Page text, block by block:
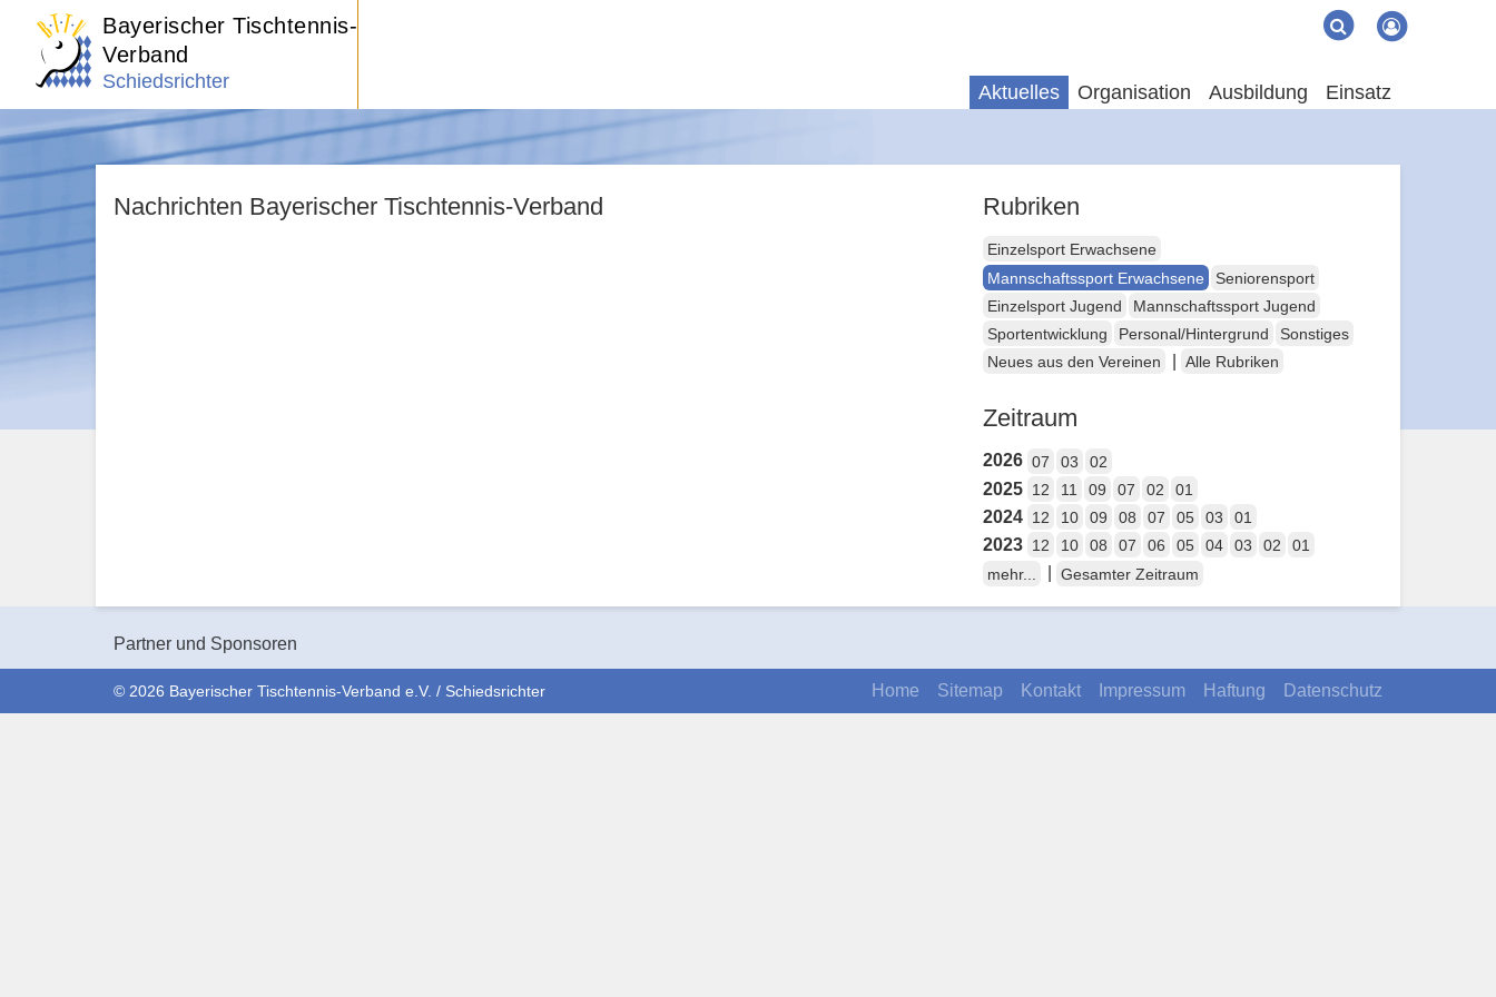
Bayerischer Tischtennis-
Verband
Schiedsrichter
Suche Suchen
Aktuelles Organisation Ausbildung Einsatz
Nachrichten Bayerischer Tischtennis-Verband Rubriken
Einzelsport Erwachsene
Mannschaftssport Erwachsene
Seniorensport
Einzelsport Jugend
Mannschaftssport Jugend
Sportentwicklung
Personal/Hintergrund
Sonstiges
Neues aus den Vereinen
Alle Rubriken
Zeitraum
2026 07 03 02
2025 12 11 09 07 02 01
2024 12 10 09 08 07 05 03 01
2023 12 10 08 07 06 05 04 03 02
01
mehr...
Gesamter Zeitraum
Partner und Sponsoren
Home Sitemap Kontakt Impressum Haftung Datenschutz
© 2026 Bayerischer Tischtennis-Verband e.V. / Schiedsrichter